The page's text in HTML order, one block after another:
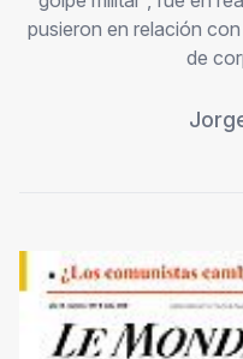
pusieron en relación
de